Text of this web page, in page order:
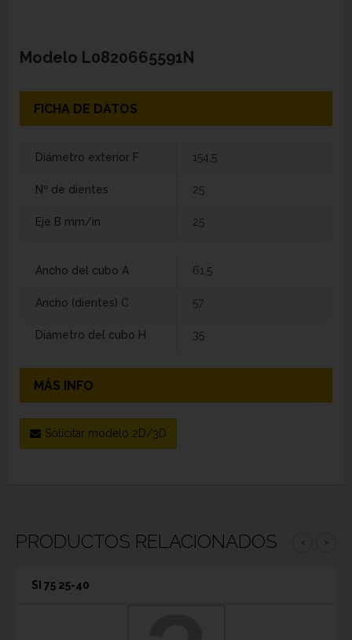
Modelo L0820665591N
FICHA DE DATOS
Diámetro exterior F 154,5
Nº de dientes 25
Eje B mm/in 25
Ancho del cubo A 61,5
Ancho (dientes) C 57
Diámetro del cubo H 35
MÁS INFO
Solicitar modelo 2D/3D
PRODUCTOS RELACIONADOS ‹ ›
SI 75 25-40